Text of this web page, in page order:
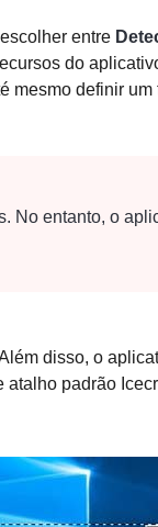
entre
do
mesmo definir um
. No entanto, o
disso, o
padrão